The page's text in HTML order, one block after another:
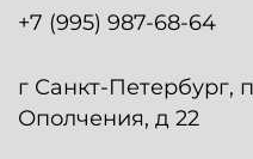
+7 (995) 987-68-64
г Санкт-Петербург,
Ополчения, д 22